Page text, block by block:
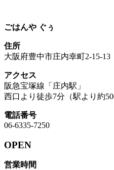
ごはんや ぐぅ
住所
大阪府豊中市庄内幸町2-15-13
アクセス
阪急宝塚線「庄内駅」
西口より徒歩7分（駅より約
電話番号
06-6335-7250
OPEN
営業時間